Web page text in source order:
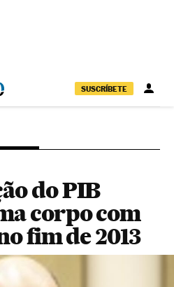
SUSCRÍBETE
do PIB
corpo com
fim de 2013